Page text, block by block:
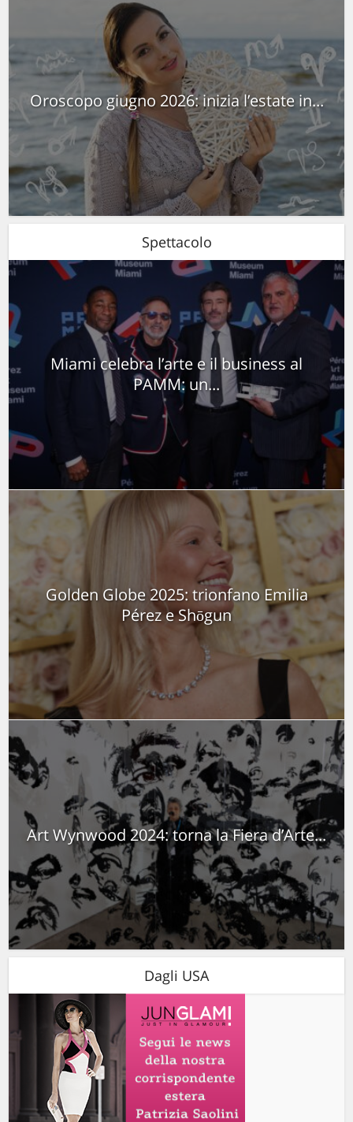
Oroscopo giugno 2026: inizia l’estate in...
Spettacolo
Miami celebra l’arte e il business al
PAMM: un...
Golden Globe 2025: trionfano Emilia
Pérez e Shōgun
Art Wynwood 2024: torna la Fiera d’Arte...
Dagli USA